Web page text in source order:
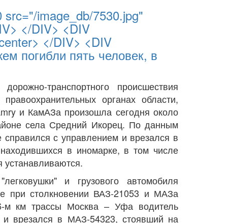
image_db/7530.jpg"
</DIV> <DIV
</DIV> <DIV
погибли пять человек, в
транспортного происшествия
органах области,
и КамАЗа произошла сегодня около
села Средний Икорец. По данным
с управлением и врезался в
в иномарке, в том числе
устанавливаются.
и грузового автомобиля
при столкновении ВАЗ-21053 и МАЗа
м км трассы Москва – Уфа водитель
врезался в МАЗ-54323, стоявший на